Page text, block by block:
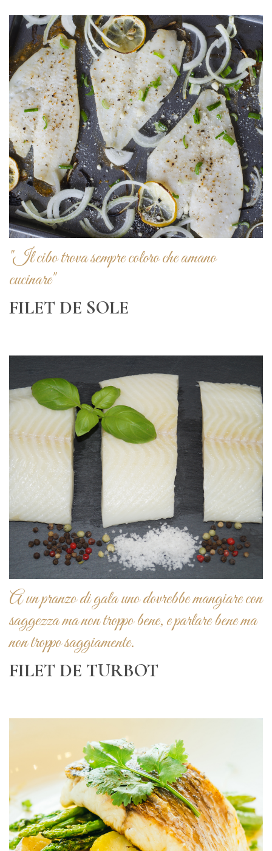
"Il cibo trova sempre coloro che amano
cucinare"
FILET DE SOLE
A un pranzo di gala uno dovrebbe mangiare con
saggezza ma non troppo bene, e parlare bene ma
non troppo saggiamente.
FILET DE TURBOT